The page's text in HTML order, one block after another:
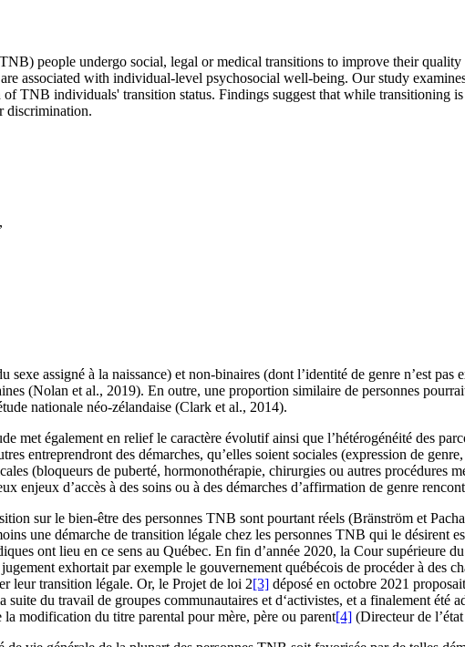
people undergo social, legal or medical transitions to improve their
associated with individual-level psychosocial well-being. Our study
of TNB individuals' transition status. Findings suggest that while
discrimination.
sexe assigné à la naissance) et non-binaires (dont l’identité de genre n’est
(Nolan et al., 2019). En outre, une proportion similaire de personnes
nationale néo-zélandaise (Clark et al., 2014).
met également en relief le caractère évolutif ainsi que l’hétérogénéité des
entreprendront des démarches, qu’elles soient sociales (expression de
(bloqueurs de puberté, hormonothérapie, chirurgies ou autres procédures
enjeux d’accès à des soins ou à des démarches d’affirmation de genre
sur le bien-être des personnes TNB sont pourtant réels (Bränström et
une démarche de transition légale chez les personnes TNB qui le désirent
ont lieu en ce sens au Québec. En fin d’année 2020, la Cour
exhortait par exemple le gouvernement québécois de procéder à des
leur transition légale. Or, le Projet de loi 2[3] déposé en octobre 2021
du travail de groupes communautaires et d‘activistes, et a finalement
modification du titre parental pour mère, père ou parent[4] (Directeur de